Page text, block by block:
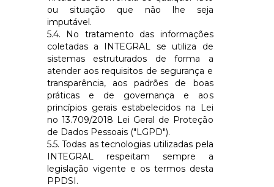
ou situação que não lhe seja
imputável.
5.4. No tratamento das informações
coletadas a
INTEGRAL
se utiliza de
sistemas estruturados de forma a
atender aos requisitos de segurança e
transparência, aos padrões de boas
práticas e de governança e aos
princípios gerais estabelecidos na Lei
no 13.709/2018 Lei Geral de Proteção
de Dados Pessoais ("LGPD").
5.5. Todas as tecnologias utilizadas pela
INTEGRAL
respeitam sempre a
legislação vigente e os termos desta
PPDSI.